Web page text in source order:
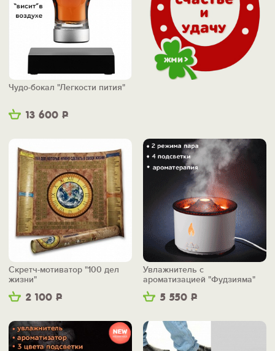
13 600 Р
Чудо-бокал "Легкости пития"
2 100 Р
Скретч-мотиватор "100 дел
жизни"
5 550 Р
Увлажнитель с
ароматизацией "Фудзияма"